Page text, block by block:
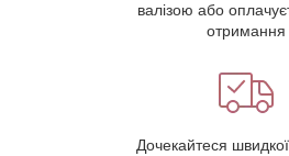
валізою або
отримання
Дочекайтеся